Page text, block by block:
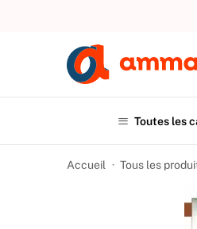
Toutes les
Accueil Tous les